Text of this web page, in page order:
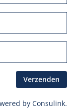
by Consulink.